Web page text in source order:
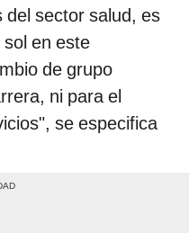
del sector salud, es
en este
de grupo
ni para el
se especifica